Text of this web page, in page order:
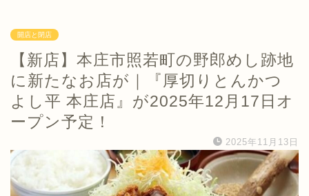
開店と閉店
【新店】本庄市照若町の野郎めし跡地
に新たなお店が｜『厚切りとんかつ
よし平 本庄店』が2025年12月17日オ
ープン予定！
2025年11月13日